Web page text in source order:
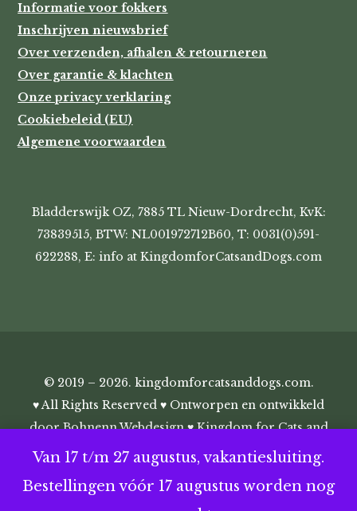
Van 17 t/m 27 augustus, vakantiesluiting.
Bestellingen vóór 17 augustus worden nog
Informatie voor fokkers
Inschrijven nieuwsbrief
Over verzenden, afhalen & retourneren
Over garantie & klachten
Onze privacy verklaring
Cookiebeleid (EU)
Algemene voorwaarden
Bladderswijk OZ, 7885 TL Nieuw-Dordrecht, KvK:
73839515, BTW: NL001972712B60, T: 0031(0)591-
622288, E: info at KingdomforCatsandDogs.com
© 2019 – 2026. kingdomforcatsanddogs.com.
♥ All Rights Reserved ♥ Ontworpen en ontwikkeld
doorBohnenn Webdesign♥ Kingdom for Cats and
Dogs ♥